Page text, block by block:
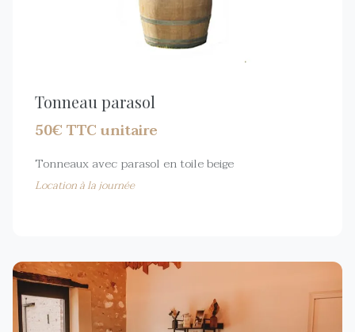
Tonneau parasol
50€ TTC unitaire
Tonneaux avec parasol en toile beige
Location à la journée